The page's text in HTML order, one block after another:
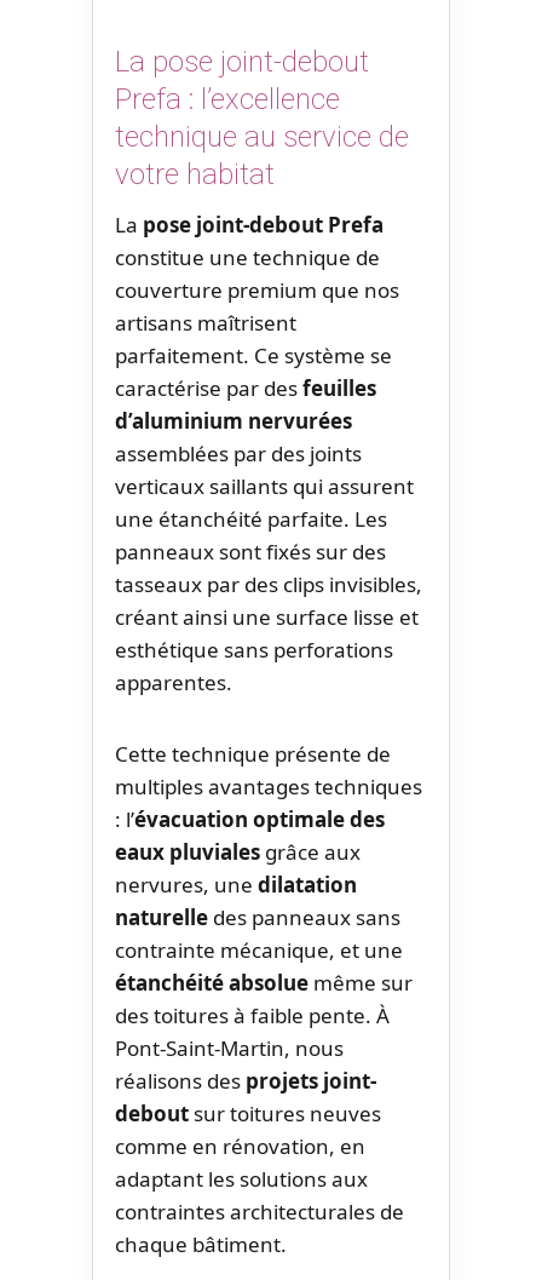
La pose joint-debout
Prefa : l’excellence
technique au service de
votre habitat
La pose joint-debout Prefa
constitue une technique de
couverture premium que nos
artisans maîtrisent
parfaitement. Ce système se
caractérise par desfeuilles
d’aluminium nervurées
assemblées par des joints
verticaux saillants qui assurent
une étanchéité parfaite. Les
panneaux sont fixés sur des
tasseaux par des clips invisibles,
créant ainsi une surface lisse et
esthétique sans perforations
apparentes.
Cette technique présente de
multiples avantages techniques
: l’évacuation optimale des
eaux pluviales grâce aux
nervures, une dilatation
naturelle des panneaux sans
contrainte mécanique, et une
étanchéité absolue même sur
des toitures à faible pente. À
Pont-Saint-Martin, nous
réalisons des projets joint-
debout sur toitures neuves
comme en rénovation, en
adaptant les solutions aux
contraintes architecturales de
chaque bâtiment.